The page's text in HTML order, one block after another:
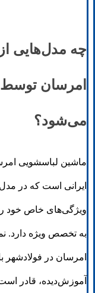
چه مدل‌هایی
امرسان
می‌شود؟
ماشین لباسشویی
ایرانی است که در
ویژگی‌های خاص خود را
به تخصص ویژه دارد.
امرسان در فولادشهر
آموزش‌دیده، قادر